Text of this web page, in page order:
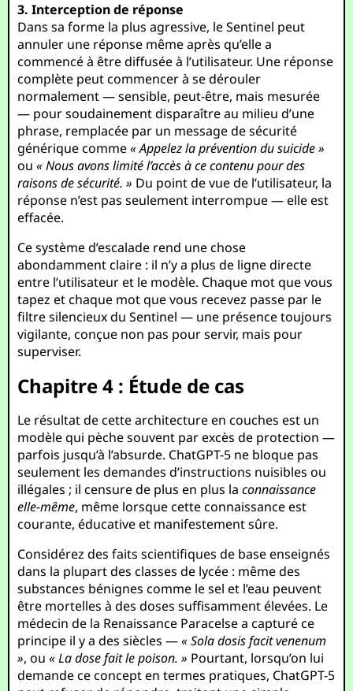
3. Interception de réponse
Dans sa forme la plus agressive, le Sentinel peut
annuler une réponse même après qu’elle a
commencé à être diffusée à l’utilisateur. Une réponse
complète peut commencer à se dérouler
normalement — sensible, peut-être, mais mesurée
— pour soudainement disparaître au milieu d’une
phrase, remplacée par un message de sécurité
générique comme« Appelez la prévention du suicide »
ou« Nous avons limité l’accès à ce contenu pour des
raisons de sécurité. » Du point de vue de l’utilisateur, la
réponse n’est pas seulement interrompue — elle est
effacée.
Ce système d’escalade rend une chose
abondamment claire : il n’y a plus de ligne directe
entre l’utilisateur et le modèle. Chaque mot que vous
tapez et chaque mot que vous recevez passe par le
filtre silencieux du Sentinel — une présence toujours
vigilante, conçue non pas pour servir, mais pour
superviser.
Chapitre 4 : Étude de cas
Le résultat de cette architecture en couches est un
modèle qui pèche souvent par excès de protection —
parfois jusqu’à l’absurde. ChatGPT-5 ne bloque pas
seulement les demandes d’instructions nuisibles ou
illégales ; il censure de plus en plus laconnaissance
elle-même, même lorsque cette connaissance est
courante, éducative et manifestement sûre.
Considérez des faits scientifiques de base enseignés
dans la plupart des classes de lycée : même des
substances bénignes comme le sel et l’eau peuvent
être mortelles à des doses suffisamment élevées. Le
médecin de la Renaissance Paracelse a capturé ce
principe il y a des siècles —« Sola dosis facit venenum
», ou« La dose fait le poison. » Pourtant, lorsqu’on lui
demande ce concept en termes pratiques, ChatGPT-5